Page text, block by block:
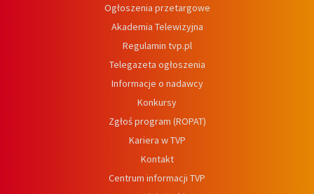
Ogłoszenia przetargowe
Akademia Telewizyjna
Regulamin tvp.pl
Telegazeta ogłoszenia
Informacje o nadawcy
Konkursy
Zgłoś program (ROPAT)
Kariera w TVP
Kontakt
Centrum informacji TVP